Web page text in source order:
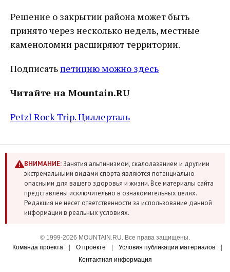
Решение о закрытии района может быть
принято через несколько недель, местные
каменоломни расширяют территории.
Подписать петицию можно здесь
Читайте на Mountain.RU
Petzl Rock Trip. Циллерталь
ВНИМАНИЕ:Занятия альпинизмом, скалолазанием и другими
экстремальными видами спорта являются потенциально
опасными для вашего здоровья и жизни. Все материалы сайта
представлены исключительно в ознакомительных целях.
Редакция не несет ответственности за использование данной
информации в реальных условиях.
© 1999-2026 MOUNTAIN.RU. Все права защищены.
Команда проекта
О проекте Условия публикации материалов
Контактная информация